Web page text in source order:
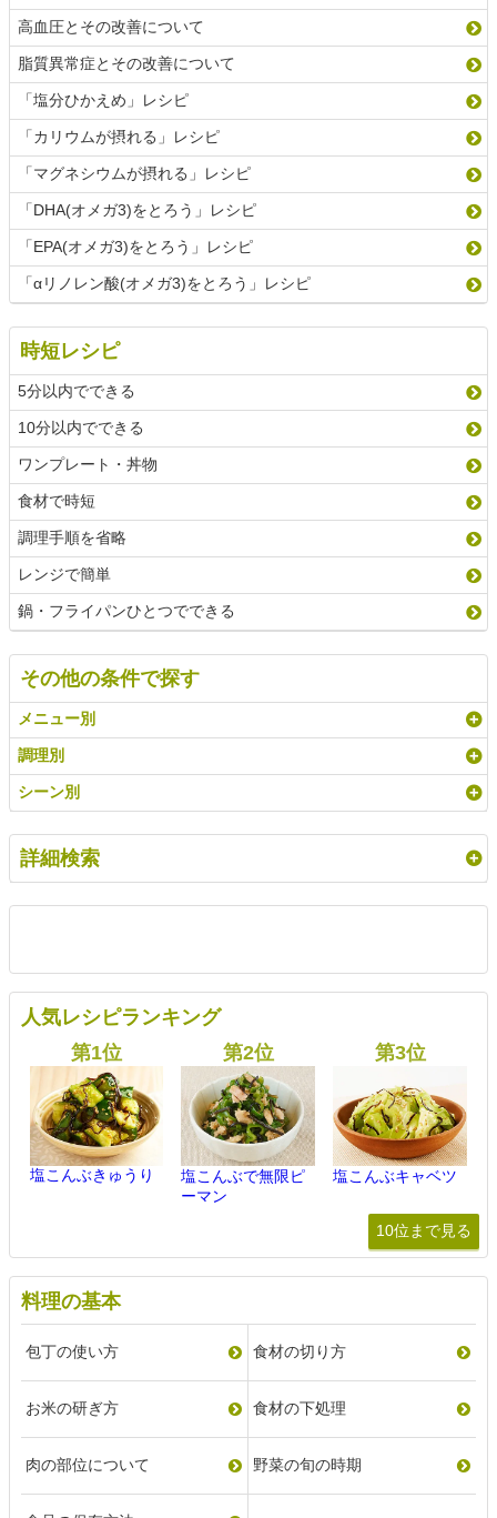
高血圧とその改善について
脂質異常症とその改善について
「塩分ひかえめ」レシピ
「カリウムが摂れる」レシピ
「マグネシウムが摂れる」レシピ
「DHA(オメガ3)をとろう」レシピ
「EPA(オメガ3)をとろう」レシピ
「αリノレン酸(オメガ3)をとろう」レシピ
時短レシピ
5分以内でできる
10分以内でできる
ワンプレート・丼物
食材で時短
調理手順を省略
レンジで簡単
鍋・フライパンひとつでできる
その他の条件で探す
メニュー別
調理別
シーン別
詳細検索
人気レシピランキング
塩こんぶきゅうり
塩こんぶで無限ピ
ーマン
塩こんぶキャベツ
10位まで見る
料理の基本
包丁の使い方 食材の切り方
お米の研ぎ方 食材の下処理
肉の部位について 野菜の旬の時期